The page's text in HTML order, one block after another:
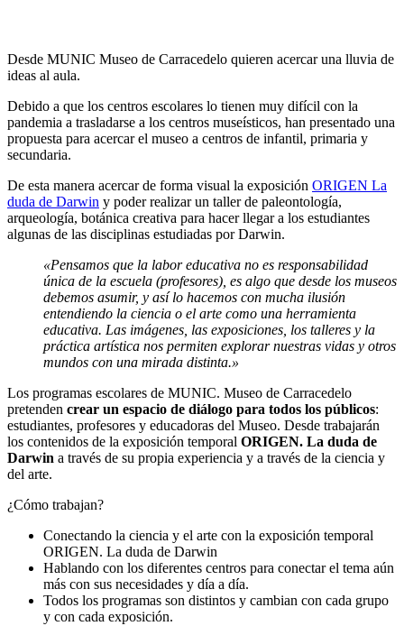
Desde MUNIC Museo de Carracedelo quieren acercar una lluvia de
ideas al aula.
Debido a que los centros escolares lo tienen muy difícil con la
pandemia a trasladarse a los centros museísticos, han presentado una
propuesta para acercar el museo a centros de infantil, primaria y
secundaria.
De esta manera acercar de forma visual la exposición ORIGEN La
duda de Darwin y poder realizar un taller de paleontología,
arqueología, botánica creativa para hacer llegar a los estudiantes
algunas de las disciplinas estudiadas por Darwin.
«Pensamos que la labor educativa no es responsabilidad
única de la escuela (profesores), es algo que desde los museos
debemos asumir, y así lo hacemos con mucha ilusión
entendiendo la ciencia o el arte como una herramienta
educativa. Las imágenes, las exposiciones, los talleres y la
práctica artística nos permiten explorar nuestras vidas y otros
mundos con una mirada distinta.»
Los programas escolares de MUNIC. Museo de Carracedelo
pretenden crear un espacio de diálogo para todos los públicos:
estudiantes, profesores y educadoras del Museo. Desde trabajarán
los contenidos de la exposición temporal ORIGEN. La duda de
Darwin a través de su propia experiencia y a través de la ciencia y
del arte.
¿Cómo trabajan?
Conectando la ciencia y el arte con la exposición temporal
ORIGEN. La duda de Darwin
Hablando con los diferentes centros para conectar el tema aún
más con sus necesidades y día a día.
Todos los programas son distintos y cambian con cada grupo
y con cada exposición.